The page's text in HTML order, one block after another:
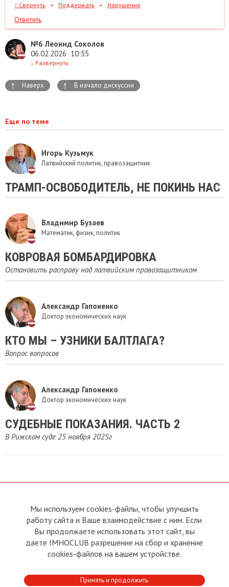
↑ Свернуть • Поддержать • Нарушение
Ответить
№6 Леонид Соколов
06.02.2026 10:55
↓ Развернуть
↑ Наверх ↑ В начало дискуссии
Еще по теме
Игорь Кузьмук
Латвийский политик, правозащитник
ТРАМП-ОСВОБОДИТЕЛЬ, НЕ ПОКИНЬ НАС
Владимир Бузаев
Математик, физик, политик
КОВРОВАЯ БОМБАРДИРОВКА
Остановить расправу над латвийским правозащитником
Александр Гапоненко
Доктор экономических наук
​КТО МЫ – УЗНИКИ БАЛТЛАГА?
Вопрос вопросов
Александр Гапоненко
Доктор экономических наук
СУДЕБНЫЕ ПОКАЗАНИЯ. ЧАСТЬ 2
В Рижском суде 25 ноября 2025г
О сайте
Условия пользования
Политика конфиденциальности
Прямая связь с
Председателем
Прямая связь c членами клуба
Реклама
Контакты
Club
Мы используем cookies-файлы, чтобы улучшить
работу сайта и Ваше взаимодействие с ним. Если
Вы продолжаете использовать этот сайт, вы
даете IMHOCLUB разрешение на сбор и хранение
cookies-файлов на вашем устройстве.
Принять и продолжить